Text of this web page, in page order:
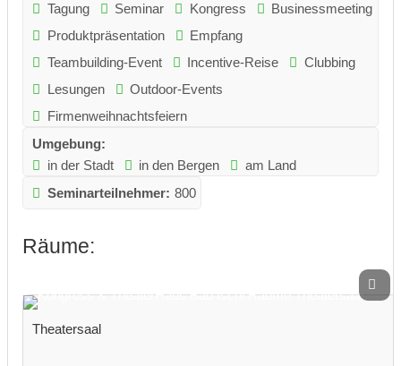
Tagung
Seminar Kongress
Businessmeeting
Produktpräsentation
Empfang
Teambuilding-Event
Incentive-Reise
Clubbing
Lesungen
Outdoor-Events
Firmenweihnachtsfeiern
Umgebung:
in der Stadt
in den Bergen
am Land
Seminarteilnehmer: 800
Räume:
Theatersaal